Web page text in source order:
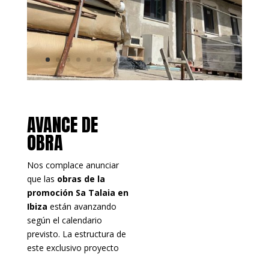
AVANCE DE
OBRA
Nos complace anunciar
que las obras de la
promoción Sa Talaia en
Ibiza están avanzando
según el calendario
previsto. La estructura de
este exclusivo proyecto